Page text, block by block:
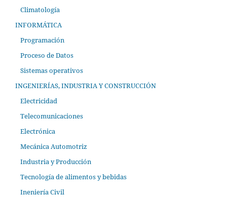
Climatología
INFORMÁTICA
Programación
Proceso de Datos
Sistemas operativos
INGENIERÍAS, INDUSTRIA Y CONSTRUCCIÓN
Electricidad
Telecomunicaciones
Electrónica
Mecánica Automotriz
Industria y Producción
Tecnología de alimentos y bebidas
Ineniería Civil